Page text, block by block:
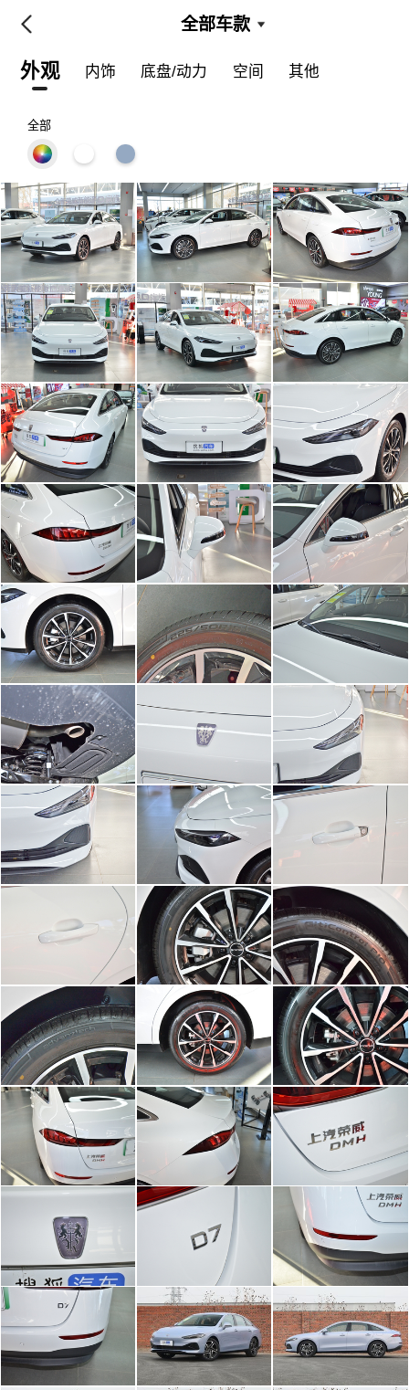
全部车款
外观 内饰 底盘/动力 空间 其他
全部